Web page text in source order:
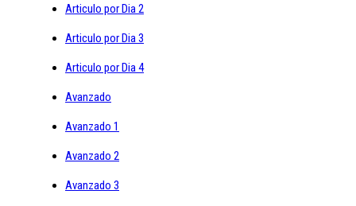
Articulo por Dia 2
Articulo por Dia 3
Articulo por Dia 4
Avanzado
Avanzado 1
Avanzado 2
Avanzado 3